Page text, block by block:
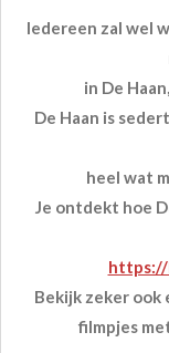
Iedereen zal wel
in De
De Haan is
heel wat
Je ontdekt hoe
https://
Bekijk zeker ook
filmpjes